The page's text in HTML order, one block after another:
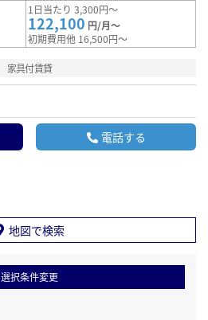
1日当たり 3,300円～
122,100 円/月～
初期費用他 16,500円～
家具付賃貸
電話する
地図で検索
選択条件変更